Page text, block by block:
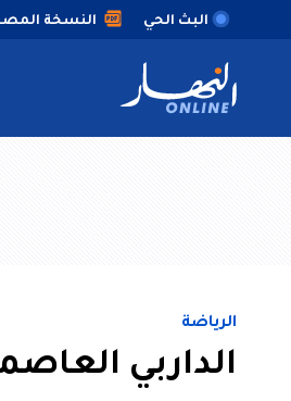
البث الحي النسخة
الرياضة
الداربي